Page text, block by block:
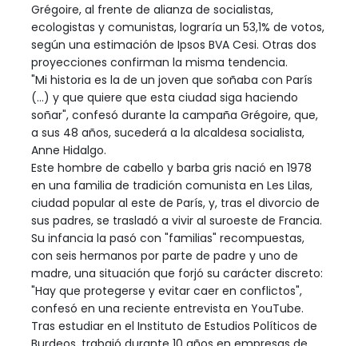
Grégoire, al frente de alianza de socialistas,
ecologistas y comunistas, lograría un 53,1% de votos,
según una estimación de Ipsos BVA Cesi. Otras dos
proyecciones confirman la misma tendencia.
"Mi historia es la de un joven que soñaba con París
(...) y que quiere que esta ciudad siga haciendo
soñar", confesó durante la campaña Grégoire, que,
a sus 48 años, sucederá a la alcaldesa socialista,
Anne Hidalgo.
Este hombre de cabello y barba gris nació en 1978
en una familia de tradición comunista en Les Lilas,
ciudad popular al este de París, y, tras el divorcio de
sus padres, se trasladó a vivir al suroeste de Francia.
Su infancia la pasó con "familias" recompuestas,
con seis hermanos por parte de padre y uno de
madre, una situación que forjó su carácter discreto:
"Hay que protegerse y evitar caer en conflictos",
confesó en una reciente entrevista en YouTube.
Tras estudiar en el Instituto de Estudios Políticos de